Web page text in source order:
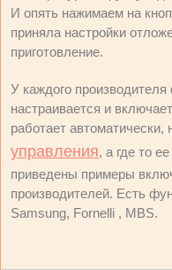
И опять нажимаем на
приняла настройки
приготовление.
У каждого
настраивается и
работает
управления, а где то
приведены примеры
производителей. Есть
Samsung, Fornelli , MBS.